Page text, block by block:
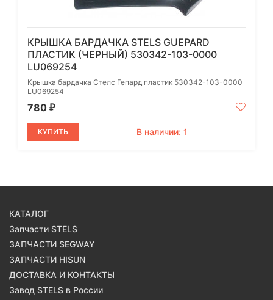
КРЫШКА БАРДАЧКА STELS GUEPARD
ПЛАСТИК (ЧЕРНЫЙ) 530342-103-0000
LU069254
Крышка бардачка Стелс Гепард пластик 530342-103-0000
LU069254
780 ₽
КУПИТЬ В наличии: 1
КАТАЛОГ
Запчасти STELS
ЗАПЧАСТИ SEGWAY
ЗАПЧАСТИ HISUN
ДОСТАВКА И КОНТАКТЫ
Завод STELS в России